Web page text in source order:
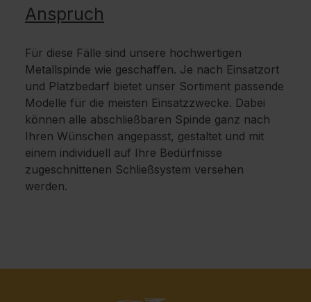
Anspruch
Für diese Fälle sind unsere hochwertigen
Metallspinde wie geschaffen. Je nach Einsatzort
und Platzbedarf bietet unser Sortiment passende
Modelle für die meisten Einsatzzwecke. Dabei
können alle abschließbaren Spinde ganz nach
Ihren Wünschen angepasst, gestaltet und mit
einem individuell auf Ihre Bedürfnisse
zugeschnittenen Schließsystem versehen
werden.